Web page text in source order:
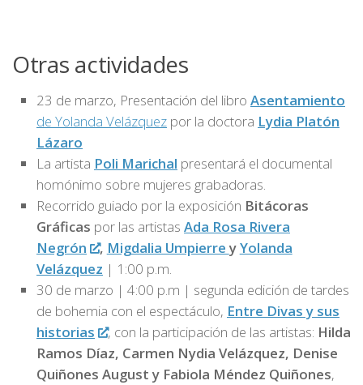
Otras actividades
23 de marzo, Presentación del libro Asentamiento
de Yolanda Velázquez por la doctora Lydia Platón
Lázaro
La artista Poli Marichal presentará el documental
homónimo sobre mujeres grabadoras.
Recorrido guiado por la exposición Bitácoras
Gráficas por las artistas Ada Rosa Rivera
Negrón
, Migdalia Umpierre yYolanda
Velázquez | 1:00 p.m.
30 de marzo | 4:00 p.m | segunda edición de tardes
de bohemia con el espectáculo, Entre Divas y sus
historias
, con la participación de las artistas: Hilda
Ramos Díaz, Carmen Nydia Velázquez, Denise
Quiñones August y Fabiola Méndez Quiñones,